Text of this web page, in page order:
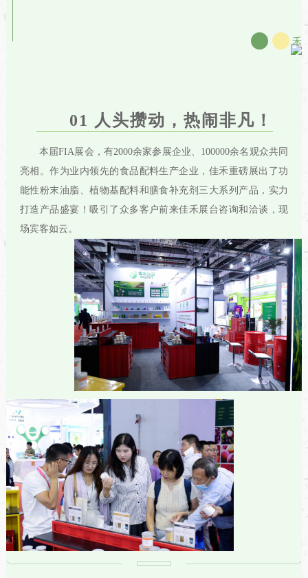
佳 禾
01 人头攒动，热闹非凡 ！
本届FIA展会，有2000余家参展企业、100000余名观众共同
亮相。作为业内领先的食品配料生产企业，佳禾重磅展出了功
能性粉末油脂、植物基配料和膳食补充剂三大系列产品，实力
打造产品盛宴！吸引了众多客户前来佳禾展台咨询和洽谈，现
场宾客如云。